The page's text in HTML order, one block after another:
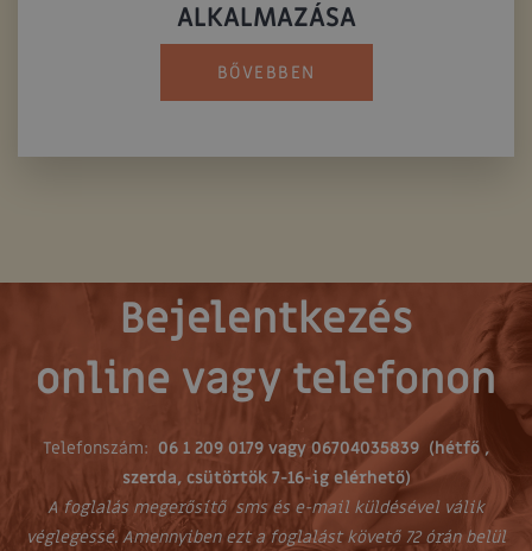
ALKALMAZÁSA
BŐVEBBEN
Bejelentkezés
online vagy telefonon
Telefonszám: 06 1 209 0179 vagy 06704035839 (hétfő ,
szerda, csütörtök 7-16-ig elérhető)
A foglalás megerősítő sms és e-mail küldésével válik
véglegessé. Amennyiben ezt a foglalást követő 72 órán belül